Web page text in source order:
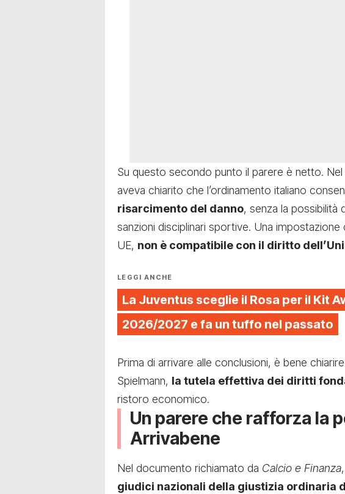
Su questo secondo punto il parere è netto.
aveva chiarito che l’ordinamento italiano
risarcimento del danno, senza la possibilità
sanzioni disciplinari sportive. Una
UE, non è compatibile con il diritto
LEGGI ANCHE
La Juventus sceglie il Rosa per il Kit
2026/2027 e fa un tuffo nel passato
Prima di arrivare alle conclusioni, è bene
Spielmann, la tutela effettiva dei diritti
ristoro economico.
Un parere che rafforza la
Arrivabene
Nel documento richiamato da Calcio e Finanza
giudici nazionali della giustizia ordinaria